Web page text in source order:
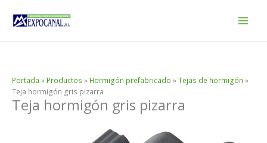
Portada » Productos » Hormigón prefabricado »Tejas de hormigón »
Teja hormigón gris pizarra
Teja hormigón gris pizarra